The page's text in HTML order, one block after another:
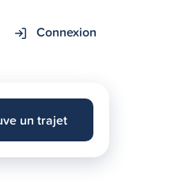
Connexion
un trajet